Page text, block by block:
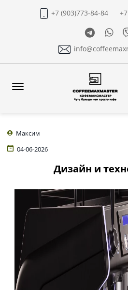
+7 (903)773-84-84
Telegram
Максим
04-06-2026
Дизайн и